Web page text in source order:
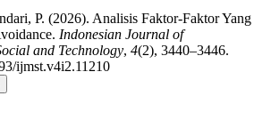
P. (2026). Analisis Faktor-Faktor Yang
Indonesian Journal of
and Technology, 4(2), 3440–3446.
ijmst.v4i2.11210